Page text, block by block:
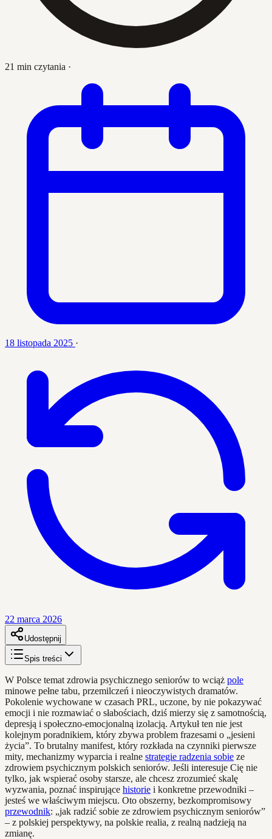
21 min czytania ·
18 listopada 2025 ·
22 marca 2026
Udostępnij
Spis treści
W Polsce temat zdrowia psychicznego seniorów to wciąż pole
minowe pełne tabu, przemilczeń i nieoczywistych dramatów.
Pokolenie wychowane w czasach PRL, uczone, by nie pokazywać
emocji i nie rozmawiać o słabościach, dziś mierzy się z samotnością,
depresją i społeczno-emocjonalną izolacją. Artykuł ten nie jest
kolejnym poradnikiem, który zbywa problem frazesami o „jesieni
życia”. To brutalny manifest, który rozkłada na czynniki pierwsze
mity, mechanizmy wyparcia i realne strategie radzenia sobie ze
zdrowiem psychicznym polskich seniorów. Jeśli interesuje Cię nie
tylko, jak wspierać osoby starsze, ale chcesz zrozumieć skalę
wyzwania, poznać inspirujące historie i konkretne przewodniki –
jesteś we właściwym miejscu. Oto obszerny, bezkompromisowy
przewodnik: „jak radzić sobie ze zdrowiem psychicznym seniorów”
– z polskiej perspektywy, na polskie realia, z realną nadzieją na
zmianę.